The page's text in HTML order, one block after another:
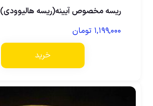
ریسه مخصوص آیینه(ریسه هالیوودی)
۱,۱۹۹,۰۰۰ تومان
خرید